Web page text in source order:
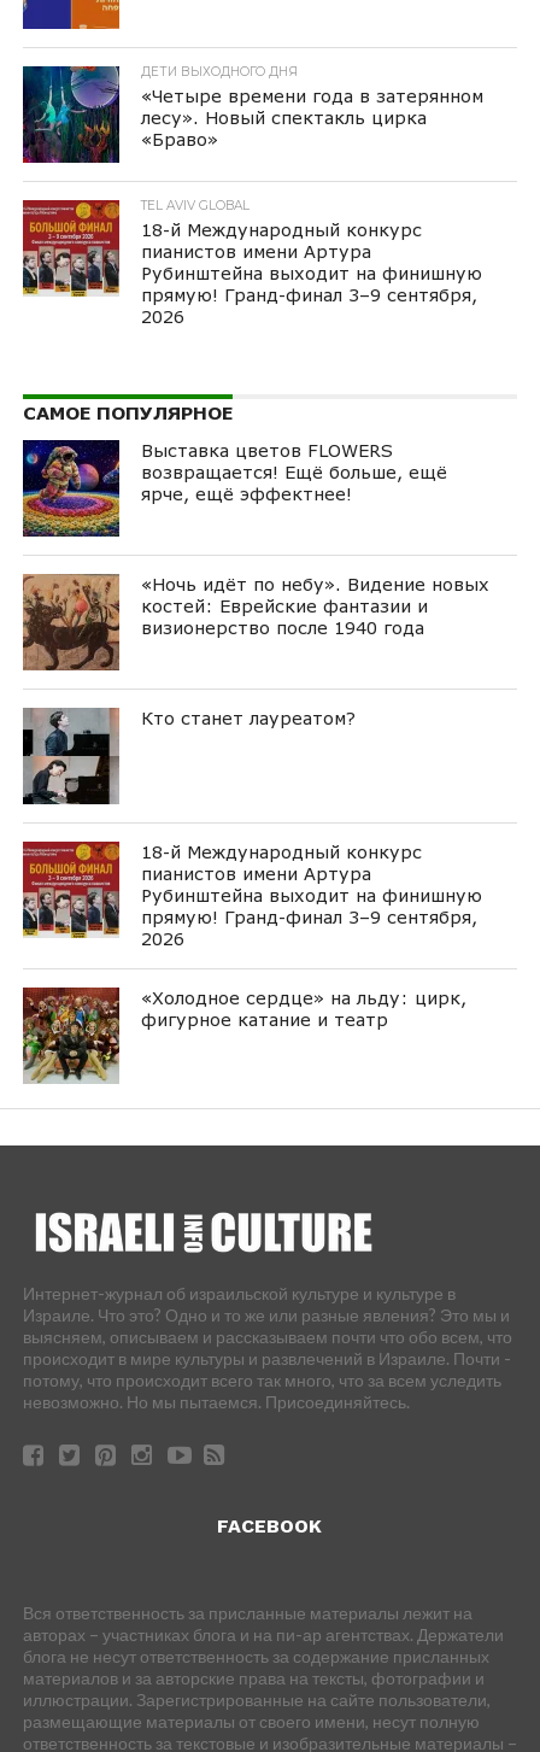
ДЕТИ ВЫХОДНОГО ДНЯ
«Четыре времени года в затерянном
лесу». Новый спектакль цирка
«Браво»
TEL AVIV GLOBAL
18-й Международный конкурс
пианистов имени Артура
Рубинштейна выходит на финишную
прямую! Гранд-финал 3–9 сентября,
2026
САМОЕ ПОПУЛЯРНОЕ
Выставка цветов FLOWERS
возвращается! Ещё больше, ещё
ярче, ещё эффектнее!
«Ночь идёт по небу». Видение новых
костей: Еврейские фантазии и
визионерство после 1940 года
Кто станет лауреатом?
18-й Международный конкурс
пианистов имени Артура
Рубинштейна выходит на финишную
прямую! Гранд-финал 3–9 сентября,
2026
«Холодное сердце» на льду: цирк,
фигурное катание и театр
Интернет-журнал об израильской культуре и культуре в
Израиле. Что это? Одно и то же или разные явления? Это мы и
выясняем, описываем и рассказываем почти что обо всем, что
происходит в мире культуры и развлечений в Израиле. Почти -
потому, что происходит всего так много, что за всем уследить
невозможно. Но мы пытаемся. Присоединяйтесь.
FACEBOOK
Вся ответственность за присланные материалы лежит на
авторах – участниках блога и на пи-ар агентствах. Держатели
блога не несут ответственность за содержание присланных
материалов и за авторские права на тексты, фотографии и
иллюстрации. Зарегистрированные на сайте пользователи,
размещающие материалы от своего имени, несут полную
ответственность за текстовые и изобразительные материалы –